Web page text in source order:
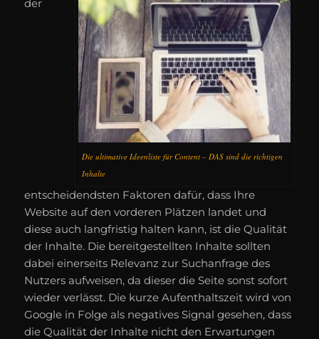
Die ultimative Ideenliste für Content – DAS sind die richtigen
Inhalte
der
entscheidendsten Faktoren dafür, dass Ihre
Website auf den vorderen Plätzen landet und
diese auch langfristig halten kann, ist die Qualität
der Inhalte. Die bereitgestellten Inhalte sollten
dabei einerseits Relevanz zur Suchanfrage des
Nutzers aufweisen, da dieser die Seite sonst sofort
wieder verlässt. Die kurze Aufenthaltszeit wird von
Google in Folge als negatives Signal gesehen, dass
die Qualität der Inhalte nicht den Erwartungen